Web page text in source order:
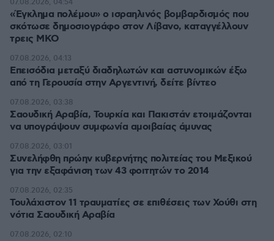
«Έγκλημα πολέμου» ο ισραηλινός βομβαρδισμός που
σκότωσε δημοσιογράφο στον Λίβανο, καταγγέλλουν
τρεις ΜΚΟ
07.08.2026, 04:54
Επεισόδια μεταξύ διαδηλωτών και αστυνομικών έξω
από τη Γερουσία στην Αργεντινή, δείτε βίντεο
07.08.2026, 04:13
Σαουδική Αραβία, Τουρκία και Πακιστάν ετοιμάζονται
να υπογράψουν συμφωνία αμοιβαίας άμυνας
07.08.2026, 03:38
Συνελήφθη πρώην κυβερνήτης πολιτείας του Μεξικού
για την εξαφάνιση των 43 φοιτητών το 2014
07.08.2026, 03:01
Τουλάχιστον 11 τραυματίες σε επιθέσεις των Χούθι στη
νότια Σαουδική Αραβία
07.08.2026, 02:35
07.08.2026, 02:10